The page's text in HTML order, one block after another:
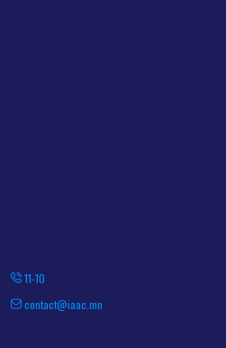
11-10
contact@iaac.mn